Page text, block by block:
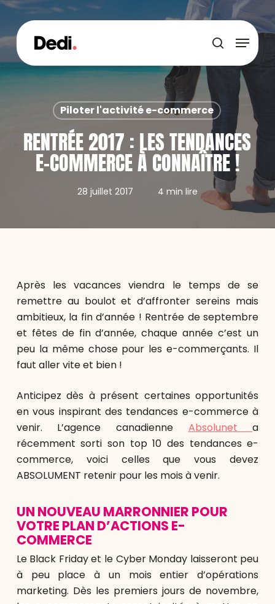
Skip
main
content
recherche
Menu
Piloter l'activité e-commerce
RENTRÉE 2017 : LES TENDANCES
E-COMMERCE À CONNAÎTRE !
28 juillet 2017 4 min lire
Après les vacances viendra le temps de se
remettre au boulot et d’affronter sereins mais
ambitieux, la fin d’année ! Rentrée de septembre
et fêtes de fin d’année, chaque année c’est un
peu la même chose pour les e-commerçants. Il
faut aller vite et bien !
Anticipez dès à présent certaines opportunités
en vous inspirant des tendances e-commerce à
venir. L’agence canadienne Absoluneta
récemment sorti son top 10 des tendances e-
commerce, voici celles que vous devez
ABSOLUMENT retenir pour les mois à venir.
UN NOUVEAU MARRONNIER POUR
VOTRE PLAN D’ACTIONS E-
COMMERCE
Le Black Friday et le Cyber Monday laisseront peu
à peu place à un mois entier d’opérations
marketing. Dès les premiers jours de novembre,